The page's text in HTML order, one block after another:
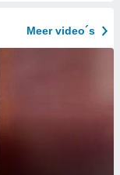
Meer video´s